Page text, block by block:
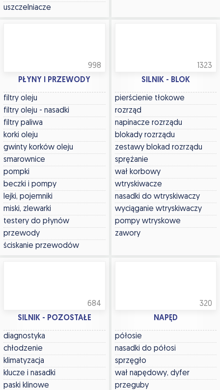
uszczelniacze
998
PŁYNY I PRZEWODY
filtry oleju
filtry oleju - nasadki
filtry paliwa
korki oleju
gwinty korków oleju
smarownice
pompki
beczki i pompy
lejki, pojemniki
miski, zlewarki
testery do płynów
przewody
ściskanie przewodów
1323
SILNIK - BLOK
pierścienie tłokowe
rozrząd
napinacze rozrządu
blokady rozrządu
zestawy blokad rozrządu
sprężanie
wał korbowy
wtryskiwacze
nasadki do wtryskiwaczy
wyciąganie wtryskiwaczy
pompy wtryskowe
zawory
684
SILNIK - POZOSTAŁE
diagnostyka
chłodzenie
klimatyzacja
klucze i nasadki
paski klinowe
320
NAPĘD
półosie
nasadki do półosi
sprzęgło
wał napędowy, dyfer
przeguby